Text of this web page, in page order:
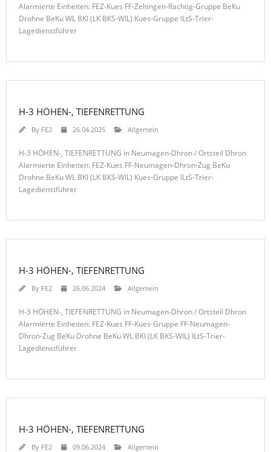
Alarmierte Einheiten: FEZ-Kues FF-Zeltingen-Rachtig-Gruppe BeKu
Drohne BeKu WL BKI (LK BKS-WIL) Kues-Gruppe ILtS-Trier-
Lagedienstführer
H-3 HÖHEN-, TIEFENRETTUNG
By FE2 26.04.2025 Allgemein
H-3 HÖHEN-, TIEFENRETTUNG in Neumagen-Dhron / Ortsteil Dhron
Alarmierte Einheiten: FEZ-Kues FF-Neumagen-Dhron-Zug BeKu
Drohne BeKu WL BKI (LK BKS-WIL) Kues-Gruppe ILtS-Trier-
Lagedienstführer
H-3 HÖHEN-, TIEFENRETTUNG
By FE2 26.06.2024 Allgemein
H-3 HÖHEN-, TIEFENRETTUNG in Neumagen-Dhron / Ortsteil Dhron
Alarmierte Einheiten: FEZ-Kues FF-Kues-Gruppe FF-Neumagen-
Dhron-Zug BeKu Drohne BeKu WL BKI (LK BKS-WIL) ILtS-Trier-
Lagedienstführer
H-3 HÖHEN-, TIEFENRETTUNG
By FE2 09.06.2024 Allgemein